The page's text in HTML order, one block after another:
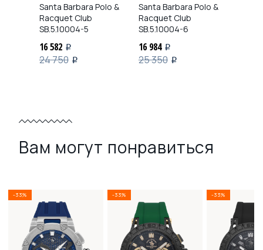
Santa Barbara Polo &
Racquet Club
SB.5.10004-5
16 582 i
24 750 i
Santa Barbara Polo &
Racquet Club
SB.5.10004-6
16 984 i
25 350 i
Вам могут понравиться
-33% -33% -33%